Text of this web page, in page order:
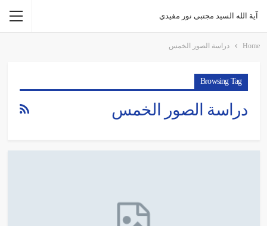
آية الله السيد مجتبى نور مفيدي
Home دراسة الصور الخمس
Browsing Tag
دراسة الصور الخمس